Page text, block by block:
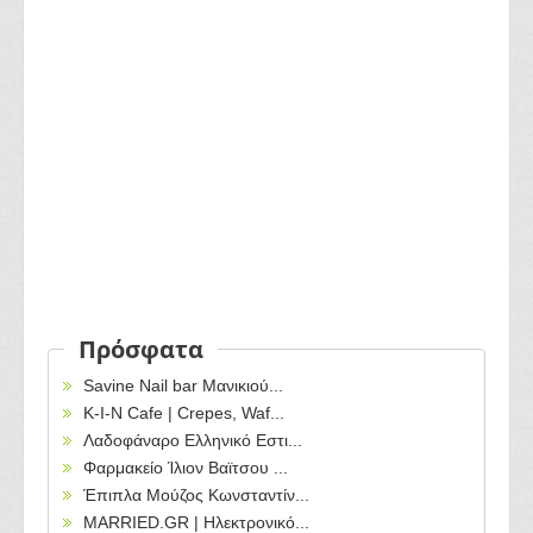
Πρόσφατα
Savine Nail bar Μανικιού...
Κ-Ι-Ν Cafe | Crepes, Waf...
Λαδοφάναρο Ελληνικό Εστι...
Φαρμακείο Ίλιον Βαϊτσου ...
Έπιπλα Μούζος Κωνσταντίν...
MARRIED.GR | Ηλεκτρονικό...